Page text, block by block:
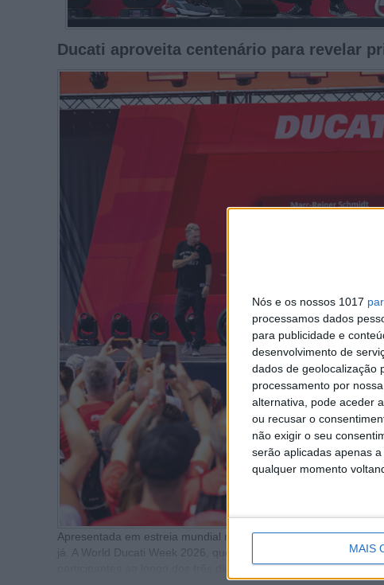
Nós e os nossos 1017
processamos dados
para publicidade e
desenvolvimento de
dados de geolocalização
processamento por
alternativa, pode aceder
ou recusar o
não exigir o seu
serão aplicadas apenas
qualquer momento
MAIS
Ducati aproveita centenário para revelar
Apresentada em estreia mundial na WDW 2020, a Desmo450
já. A World Ducati Week 2026, que
,
participantes ao longo dos três dias do evento do fim de